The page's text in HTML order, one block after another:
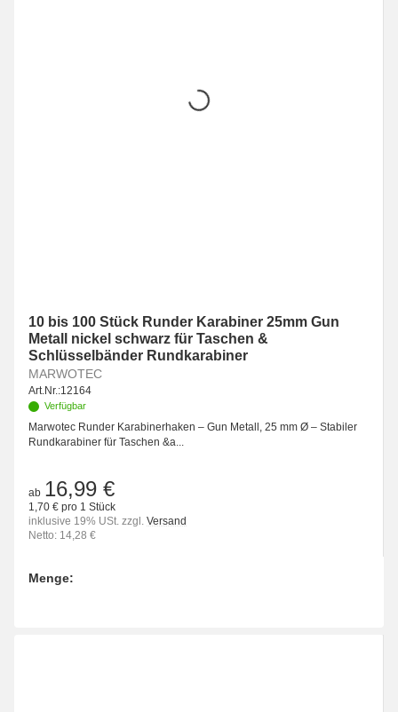
10 bis 100 Stück Runder Karabiner 25mm Gun
Metall nickel schwarz für Taschen &
Schlüsselbänder Rundkarabiner
MARWOTEC
Art.Nr.:12164
Verfügbar
Marwotec Runder Karabinerhaken – Gun Metall, 25 mm Ø – Stabiler
Rundkarabiner für Taschen &a...
ab 16,99 €
1,70 € pro 1 Stück
inklusive 19% USt. zzgl. Versand
Netto: 14,28 €
Menge: